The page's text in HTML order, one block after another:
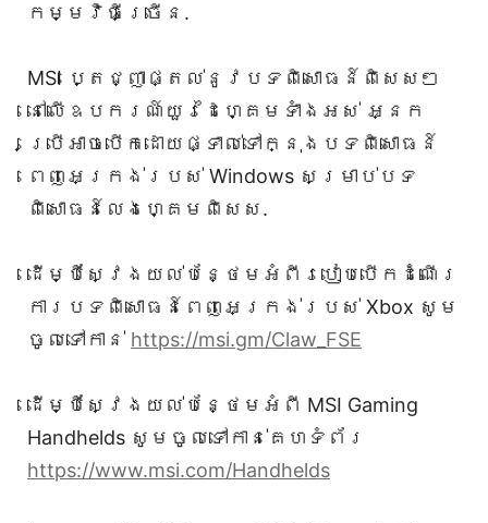
កម្មវិធីច្រើន.
MSI ប្តេជ្ញាផ្តល់នូវបទពិសោធន៍ពិសេសៗ
នៅលើឧបករណ៍យួរដៃហ្គេមទាំងអស់ អ្នក
ប្រើអាចបើកដោយផ្ទាល់ទៅក្នុងបទពិសោធន៍
ពេញអេក្រង់របស់ Windows សម្រាប់បទ
ពិសោធន៍លេងហ្គេមពិសេស.
ដើម្បីស្វែងយល់បន្ថែមអំពីរបៀបបើកដំណើរ
ការបទពិសោធន៍ពេញអេក្រង់របស់ Xbox សូម
ចូលទៅកាន់ https://msi.gm/Claw_FSE
ដើម្បីស្វែងយល់បន្ថែមអំពី MSI Gaming
Handhelds សូមចូលទៅកាន់គេហទំព័រ
https://www.msi.com/Handhelds